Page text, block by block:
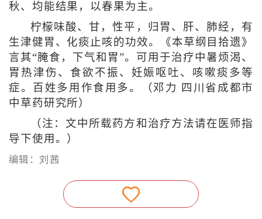
秋、均能结果，以春果为主。
柠檬味酸、甘，性平，归胃、肝、肺经，有
生津健胃、化痰止咳的功效。《本草纲目拾遗》
言其“腌食，下气和胃”。可用于治疗中暑烦渴、
胃热津伤、食欲不振、妊娠呕吐、咳嗽痰多等
症。百姓多用作食用多。（邓力 四川省成都市
中草药研究所）
（注：文中所载药方和治疗方法请在医师指
导下使用。）
编辑：刘茜